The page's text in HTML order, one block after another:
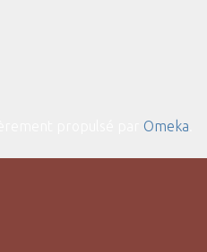
Omeka